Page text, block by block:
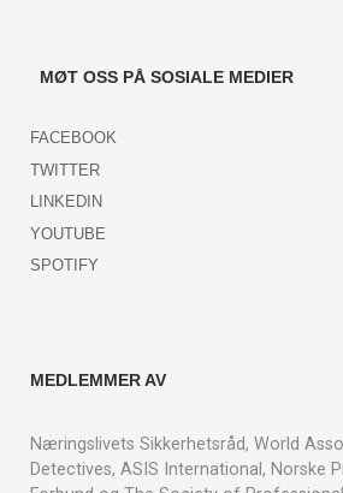
MØT OSS PÅ SOSIALE MEDIER
FACEBOOK
TWITTER
LINKEDIN
YOUTUBE
SPOTIFY
MEDLEMMER AV
Næringslivets Sikkerhetsråd, World
Detectives, ASIS International, Norske